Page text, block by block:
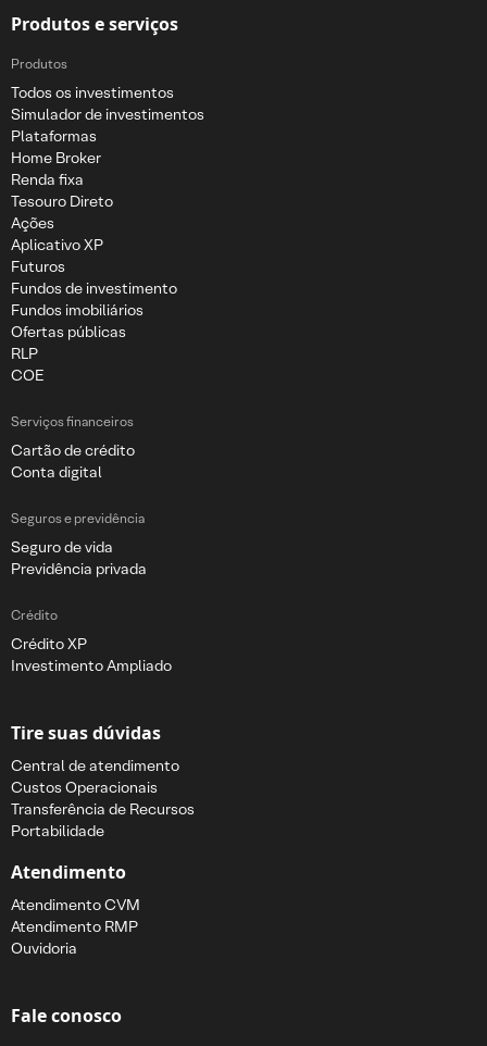
Produtos e serviços
Produtos
Todos os investimentos
Simulador de investimentos
Plataformas
Home Broker
Renda fixa
Tesouro Direto
Ações
Aplicativo XP
Futuros
Fundos de investimento
Fundos imobiliários
Ofertas públicas
RLP
COE
Serviços financeiros
Cartão de crédito
Conta digital
Seguros e previdência
Seguro de vida
Previdência privada
Crédito
Crédito XP
Investimento Ampliado
Tire suas dúvidas
Central de atendimento
Custos Operacionais
Transferência de Recursos
Portabilidade
Atendimento
Atendimento CVM
Atendimento RMP
Ouvidoria
Fale conosco